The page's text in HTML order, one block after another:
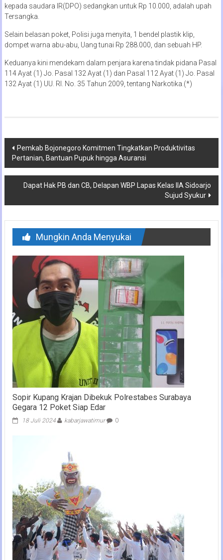
kepada saudara IR(DPO) sedangkan untuk Rp 10.000, adalah upah
Tersangka.
Selain belasan poket, Polisi juga menyita, 1 bendel plastik klip,
dompet warna abu-abu, Uang tunai Rp 288.000, dan sebuah HP.
Keduanya kini mendekam dalam penjara karena tindak pidana Pasal
114 Ayat (1) Jo. Pasal 132 Ayat (1) dan Pasal 112 Ayat (1) Jo. Pasal
132 Ayat (1) UU. RI. No. 35 Tahun 2009, tentang Narkotika.(*)
Navigasi
pos
Pemkab Bojonegoro Komitmen Tingkatkan Produktivitas
Pertanian, Bantuan Pupuk hingga Asuransi
Dapat Hak PB dan CB, Delapan WBP Lapas Kelas IIA Sidoarjo
Sujud Syukur
Mungkin Anda Menyukai
Sopir Kupang Krajan Dibekuk Polrestabes Surabaya
Gegara 12 Poket Siap Edar
18 Juli 2024 kabarjawatimur 0